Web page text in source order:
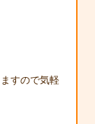
すので気軽